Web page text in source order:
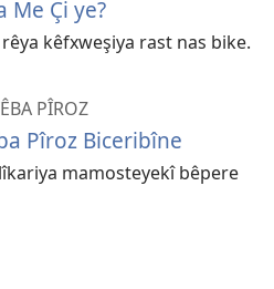
Me Çi ye?
kêfxweşiya rast nas bike.
PÎROZ
Pîroz Biceribîne
mamosteyekî bêpere